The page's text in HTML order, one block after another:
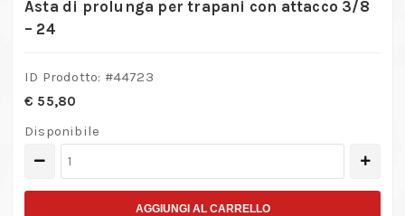
Asta di prolunga per trapani con attacco 3/8
– 24
ID Prodotto: #44723
€ 55,80
Disponibile
AGGIUNGI AL CARRELLO